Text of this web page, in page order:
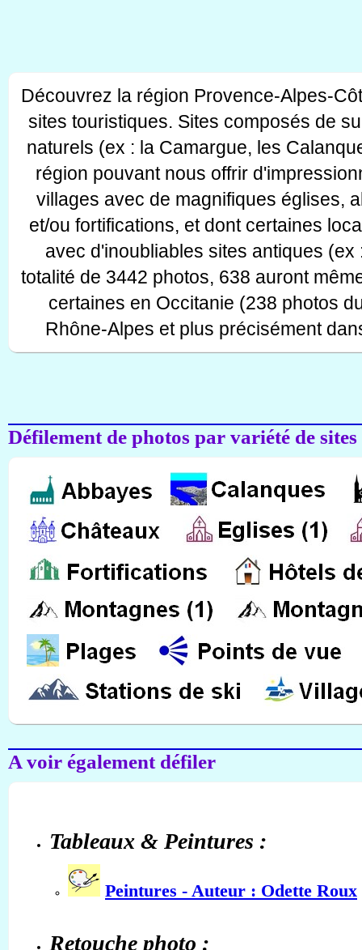
Découvrez la région Provence-Alpes-
sites touristiques. Sites composés de
naturels (ex : la Camargue, les
région pouvant nous offrir
villages avec de magnifiques églises,
et/ou fortifications, et dont certaines
avec d'inoubliables sites antiques
totalité de 3442 photos, 638 auront
certaines en Occitanie (238 photos
Rhône-Alpes et plus précisément
Défilement de photos par variété de
A voir également défiler
Tableaux & Peintures :
Peintures - Auteur : Odette Roux
Retouche photo :